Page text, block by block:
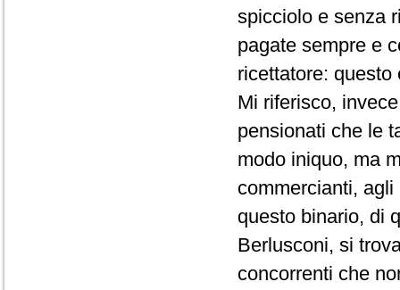
spicciolo e senza
pagate sempre e
ricettatore:
Mi riferisco,
pensionati che le
modo iniquo, ma
commercianti,
questo binario, di
Berlusconi, si
concorrenti che